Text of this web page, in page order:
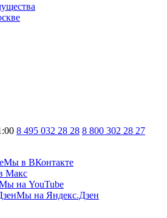
8 495 032 28 28 8 800 302 28 27
Мы в ВКонтакте
Макс
на YouTube
Мы на Яндекс.Дзен